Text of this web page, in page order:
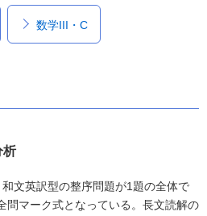
数学III・C
析
文英訳型の整序問題が1題の全体で
問マーク式となっている。長文読解の